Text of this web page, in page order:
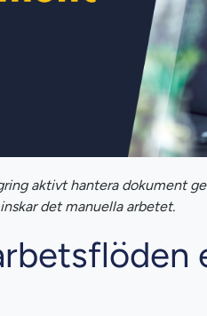
aktivt hantera dokument
det manuella arbetet.